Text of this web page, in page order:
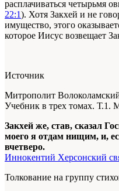
расплачиваться четырьмя
22:1). Хотя Закхей и не
имущество, этого
которое Иисус возвещает
Источник
Митрополит
Учебник в трех томах. Т.1.
Закхей же, став, сказал
моего я отдам нищим, и,
вчетверо.
Иннокентий Херсонский
Толкование на группу